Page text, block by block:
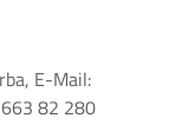
E-Mail:
82 280